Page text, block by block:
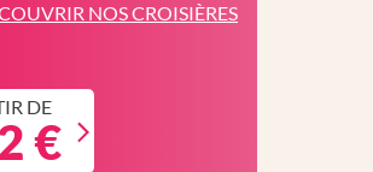
NOS CROISIÈRES
DE
€